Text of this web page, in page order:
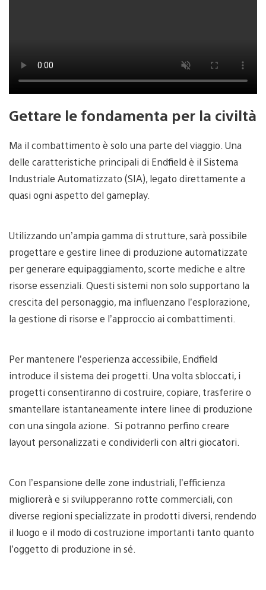
Gettare le fondamenta per la civiltà
Ma il combattimento è solo una parte del viaggio. Una
delle caratteristiche principali di Endfield è il Sistema
Industriale Automatizzato (SIA), legato direttamente a
quasi ogni aspetto del gameplay.
Utilizzando un’ampia gamma di strutture, sarà possibile
progettare e gestire linee di produzione automatizzate
per generare equipaggiamento, scorte mediche e altre
risorse essenziali. Questi sistemi non solo supportano la
crescita del personaggio, ma influenzano l’esplorazione,
la gestione di risorse e l’approccio ai combattimenti.
Per mantenere l’esperienza accessibile, Endfield
introduce il sistema dei progetti. Una volta sbloccati, i
progetti consentiranno di costruire, copiare, trasferire o
smantellare istantaneamente intere linee di produzione
con una singola azione. Si potranno perfino creare
layout personalizzati e condividerli con altri giocatori.
Con l’espansione delle zone industriali, l’efficienza
migliorerà e si svilupperanno rotte commerciali, con
diverse regioni specializzate in prodotti diversi, rendendo
il luogo e il modo di costruzione importanti tanto quanto
l’oggetto di produzione in sé.